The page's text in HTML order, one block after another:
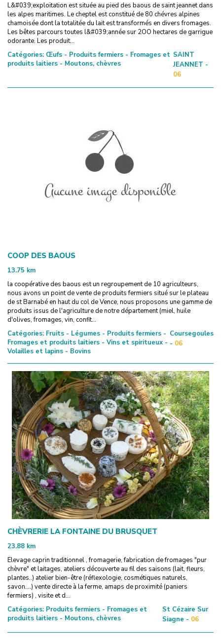
L&#039;exploitation est située au pied des baous de saint jeannet dans
les alpes maritimes. Le cheptel est constitué de 80 chévres alpines
chamoisée dont la totalitée du lait est transformés en divers fromages.
Les bêtes parcours toutes l&#039;année sur 2OO hectares de garrigue
odorante. Les produit...
Catégories: Œufs - Produits fermiers - Fromages et
produits laitiers - Moutons, chèvres
SAINT
JEANNET -
06
COOP DES BAOUS
13.75 km
la coopérative des baous est un regroupement de 10 agriculteurs,
nous avons un point de vente de produits fermiers situé sur le plateau
de st Barnabé en haut du col de Vence, nous proposons une gamme de
produits issus de l'agriculture de notre département (miel, huile
d'olives, fromages, vin, confit...
Catégories: Fruits - Légumes - Produits fermiers -
Fromages et produits laitiers - Vins et spiritueux -
Volailles et lapins - Bovins
Coursegoules
- 06
CHÈVRERIE LA FONTAINE DU BRUSQUET
23.88 km
Elevage caprin traditionnel , fromagerie, fabrication de fromages "pur
chèvre" et laitages, ateliers découverte au fil des saisons (lait, fleurs,
plantes..) atelier bien-être (réflexologie, cosmétiques naturels,
savon....) vente directe à la ferme, amaps de proximité (paniers
fermiers) , visite et d...
Catégories: Produits fermiers - Fromages et
produits laitiers - Moutons, chèvres
St Cézaire Sur
Siagne - 06